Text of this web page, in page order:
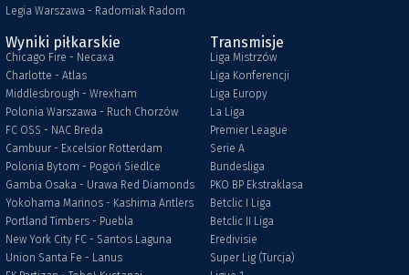
Legia Warszawa - Radomiak Radom
Wyniki piłkarskie
Chicago Fire - Necaxa
Charlotte - Atlas
Middlesbrough - Wrexham
Polonia Warszawa - Ruch Chorzów
FC OSS - NAC Breda
Cambuur - Excelsior Rotterdam
Polonia Bytom - Pogoń Siedlce
Gamba Osaka - Urawa Red Diamonds
Yokohama Marinos - Kashima Antlers
Portland Timbers - Puebla
New York City FC - Santos Laguna
Union Santa Fe - Lanus
Transmisje
Liga Mistrzów
Liga Konferencji
Liga Europy
La Liga
Premier League
Serie A
Bundesliga
PKO BP Ekstraklasa
Betclic I Liga
Betclic II Liga
Eredivisie
Super Lig (Turcja)